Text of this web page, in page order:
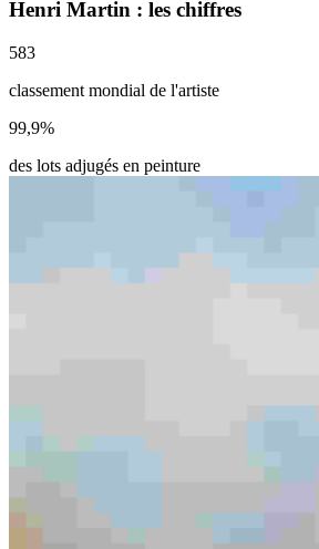
Henri Martin : les chiffres
583
classement mondial de l'artiste
99,9%
des lots adjugés en peinture